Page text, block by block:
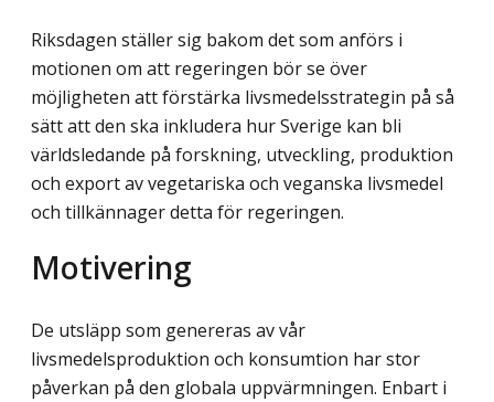
Riksdagen ställer sig bakom det som anförs i
motionen om att regeringen bör se över
möjligheten att förstärka livsmedelsstrategin på så
sätt att den ska inkludera hur Sverige kan bli
världsledande på forskning, utveckling, produktion
och export av vegetariska och veganska livsmedel
och tillkännager detta för regeringen.
Motivering
De utsläpp som genereras av vår
livsmedelsproduktion och konsumtion har stor
påverkan på den globala uppvärmningen. Enbart i